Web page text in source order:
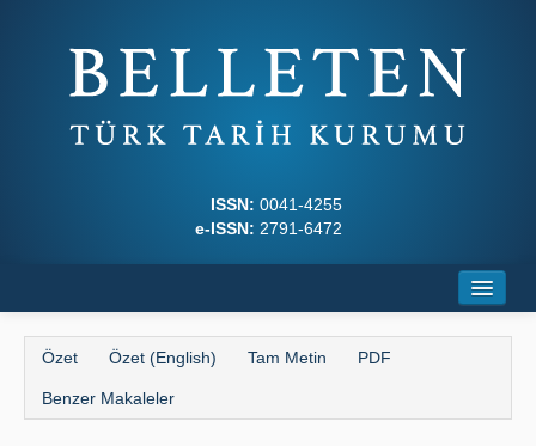
ISSN: 0041-4255
e-ISSN: 2791-6472
Dergi Kurulları
Özet Özet (English) Tam Metin PDF
Benzer Makaleler